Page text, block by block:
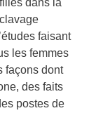
dans la
faisant
les femmes
façons dont
des faits
postes de